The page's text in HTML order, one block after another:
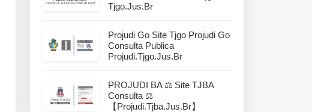
Tjgo.jus.br
Projudi Go Site Tjgo Projudi Go
Consulta Publica
Projudi.tjgo.jus.br
PROJUDI BA ⚖️ Site TJBA
Consulta ⚖️
【projudi.tjba.jus.br】